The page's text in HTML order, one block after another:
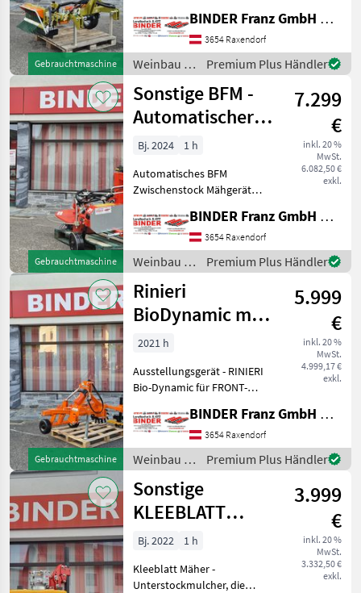
Gebrauchtmaschine
Horizont 360, ✔️ zum
Zwischenachsanbau, ✔️
ohne Schläuche und
Konsole ✔️ AKTION € 2.699,
- inkl. Mwst
BINDER Franz GmbH & CoKG
3654 Raxendorf
Weinbau /
Ostraticky
Premium Plus Händler
Gebrauchtmaschine
Sonstige BFM -
Automatischer
Zwischenstockmäher
7.299
€
inkl. 20 %
MwSt.
6.082,50 €
exkl.
Bj. 2024
1 h
Automatisches BFM
Zwischenstock Mähgerät
Keine unnötige Traktor-
Ölerwärmung!!, mit Eigen-
Ölversorgung inkl. massiver
Gußpumpe und integ
BINDER Franz GmbH & CoKG
3654 Raxendorf
Weinbau /
Sonstige
Premium Plus Händler
Gebrauchtmaschine
Rinieri
BioDynamic mit
Roll- und
Fingerhacke
Obstbau
5.999
€
inkl. 20 %
MwSt.
4.999,17 €
exkl.
2021 h
Ausstellungsgerät - RINIERI
Bio-Dynamic für FRONT-
Wendesitztraktor, einseitig,
WIDE mit 3-rhg. Rollhacke
und Fingerhacke 700 gelb,
für die g
BINDER Franz GmbH & CoKG
3654 Raxendorf
Weinbau /
Rinieri
Premium Plus Händler
Sonstige
KLEEBLATT
Zwischenstockmäher
3.999
€
inkl. 20 %
MwSt.
3.332,50 €
exkl.
Bj. 2022
1 h
Kleeblatt Mäher -
Unterstockmulcher, die